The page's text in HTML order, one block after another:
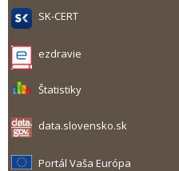
SK-CERT
ezdravie
Štatistiky
data.slovensko.sk
Portál Vaša Európa